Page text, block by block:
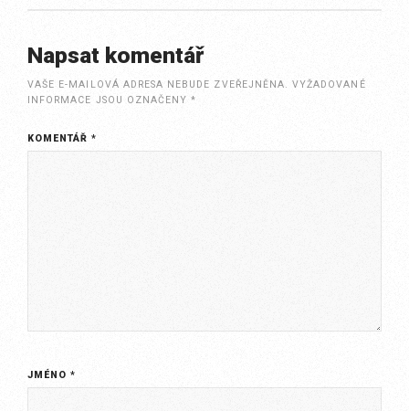
Napsat komentář
VAŠE E-MAILOVÁ ADRESA NEBUDE ZVEŘEJNĚNA. VYŽADOVANÉ
INFORMACE JSOU OZNAČENY*
KOMENTÁŘ*
JMÉNO*